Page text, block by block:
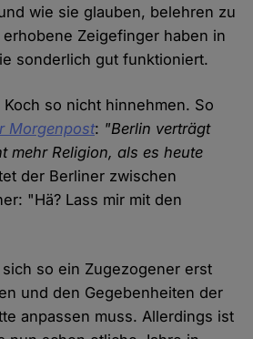
wie sie glauben, belehren zu
Zeigefinger haben in
sonderlich gut funktioniert.
so nicht hinnehmen. So
Morgenpost: "Berlin verträgt
mehr Religion, als es heute
der Berliner zwischen
"Hä? Lass mir mit den
so ein Zugezogener erst
und den Gegebenheiten der
anpassen muss. Allerdings ist